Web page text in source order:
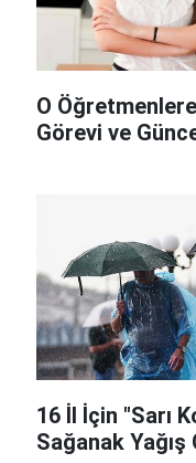
O
Görevi ve
16 İl İçin "Sarı
Sağanak Yağış